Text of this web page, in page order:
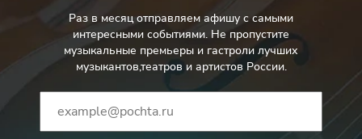
Раз в месяц отправляем афишу с самыми
интересными событиями. Не пропустите
музыкальные премьеры и гастроли лучших
музыкантов,театров и артистов России.